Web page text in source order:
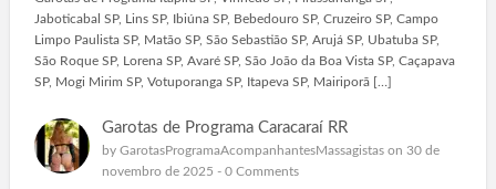
Jaboticabal SP, Lins SP, Ibiúna SP, Bebedouro SP, Cruzeiro SP, Campo
Limpo Paulista SP, Matão SP, São Sebastião SP, Arujá SP, Ubatuba SP,
São Roque SP, Lorena SP, Avaré SP, São João da Boa Vista SP, Caçapava
SP, Mogi Mirim SP, Votuporanga SP, Itapeva SP, Mairiporã […]
Garotas de Programa Caracaraí RR
by GarotasProgramaAcompanhantesMassagistason 30 de
novembro de 2025 - 0 Comments